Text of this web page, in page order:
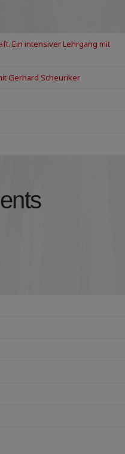
Ein intensiver Lehrgang mit
Gerhard Scheuriker